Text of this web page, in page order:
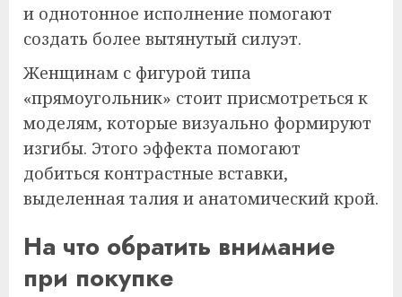
и однотонное исполнение помогают
создать более вытянутый силуэт.
Женщинам с фигурой типа
«прямоугольник» стоит присмотреться к
моделям, которые визуально формируют
изгибы. Этого эффекта помогают
добиться контрастные вставки,
выделенная талия и анатомический крой.
На что обратить внимание
при покупке